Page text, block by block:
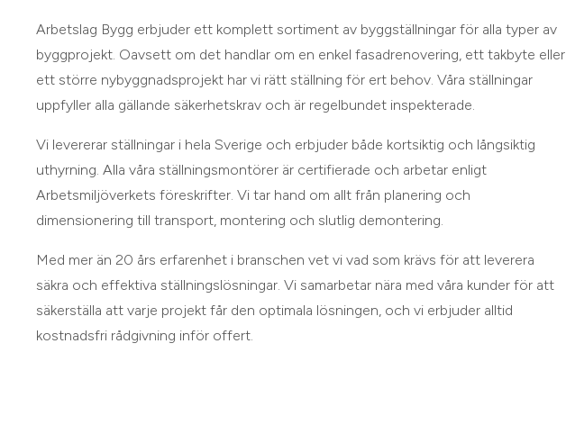
Arbetslag Bygg erbjuder ett komplett sortiment av byggställningar för alla typer av
byggprojekt. Oavsett om det handlar om en enkel fasadrenovering, ett takbyte eller
ett större nybyggnadsprojekt har vi rätt ställning för ert behov. Våra ställningar
uppfyller alla gällande säkerhetskrav och är regelbundet inspekterade.
Vi levererar ställningar i hela Sverige och erbjuder både kortsiktig och långsiktig
uthyrning. Alla våra ställningsmontörer är certifierade och arbetar enligt
Arbetsmiljöverkets föreskrifter. Vi tar hand om allt från planering och
dimensionering till transport, montering och slutlig demontering.
Med mer än 20 års erfarenhet i branschen vet vi vad som krävs för att leverera
säkra och effektiva ställningslösningar. Vi samarbetar nära med våra kunder för att
säkerställa att varje projekt får den optimala lösningen, och vi erbjuder alltid
kostnadsfri rådgivning inför offert.